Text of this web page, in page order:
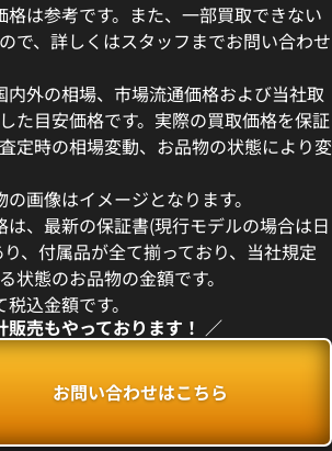
価格で
001 ブラック
参考買取価格
価格はお問い合わせください
は参考です。また、一部買取できない
で、詳しくはスタッフまでお問い合わせ
外の相場、市場流通価格および当社取
た目安価格です。実際の買取価格を保証
定時の相場変動、お品物の状態により変
画像はイメージとなります。
、最新の保証書(現行モデルの場合は日
、付属品が全て揃っており、当社規定
状態のお品物の金額です。
込金額です。
販売もやっております！ ／
お問い合わせはこちら